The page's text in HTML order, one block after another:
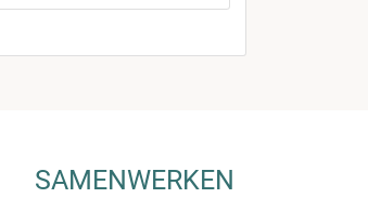
SAMENWERKEN